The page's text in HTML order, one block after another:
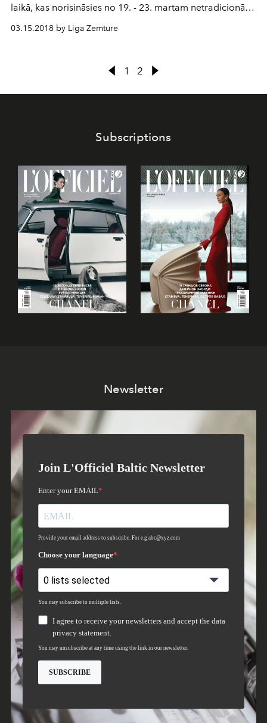
laikā, kas norisināsies no 19. - 23. martam netradicionāla
Liene Grīnberga, veidojot šo kolekciju, iedvesmojās no
gadu ielu modes un glamūra mantojuma apvienojums.
03.15.2018 by Liga Zemture
1 2
Subscriptions
Newsletter